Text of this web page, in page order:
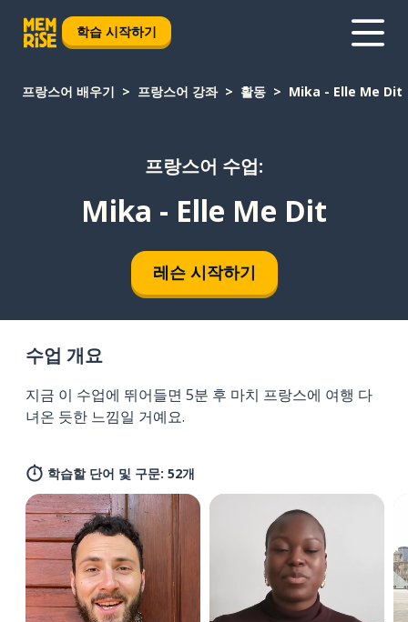
학습 시작하기
프랑스어 배우기 프랑스어 강좌 활동 Mika - Elle Me Dit
프랑스어 수업:
Mika - Elle Me Dit
레슨 시작하기
수업 개요
지금 이 수업에 뛰어들면 5분 후 마치 프랑스에 여행 다
녀온 듯한 느낌일 거예요.
학습할 단어 및 구문: 52개